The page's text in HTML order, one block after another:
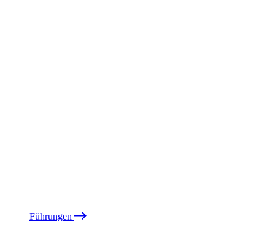
Führungen